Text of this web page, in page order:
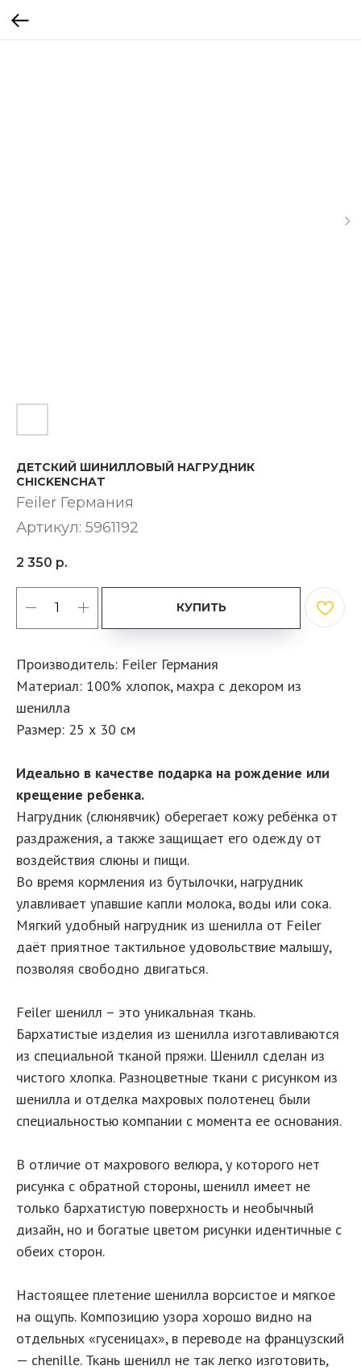
ДЕТСКИЙ ШИНИЛЛОВЫЙ НАГРУДНИК
CHICKENCHAT
Feiler Германия
Артикул: 5961192
2 350 р.
КУПИТЬ
Производитель: Feiler Германия
Материал: 100% хлопок, махра с декором из
шенилла
Размер: 25 х 30 см
Идеально в качестве подарка на рождение или
крещение ребенка.
Нагрудник (слюнявчик) оберегает кожу ребёнка от
раздражения, а также защищает его одежду от
воздействия слюны и пищи.
Во время кормления из бутылочки, нагрудник
улавливает упавшие капли молока, воды или сока.
Мягкий удобный нагрудник из шенилла от Feiler
даёт приятное тактильное удовольствие малышу,
позволяя свободно двигаться.
Feiler шенилл – это уникальная ткань.
Бархатистые изделия из шенилла изготавливаются
из специальной тканой пряжи. Шенилл сделан из
чистого хлопка. Разноцветные ткани с рисунком из
шенилла и отделка махровых полотенец были
специальностью компании с момента ее основания.
В отличие от махрового велюра, у которого нет
рисунка с обратной стороны, шенилл имеет не
только бархатистую поверхность и необычный
дизайн, но и богатые цветом рисунки идентичные с
обеих сторон.
Настоящее плетение шенилла ворсистое и мягкое
на ощупь. Композицию узора хорошо видно на
отдельных «гусеницах», в переводе на французский
— chenille. Ткань шенилл не так легко изготовить,